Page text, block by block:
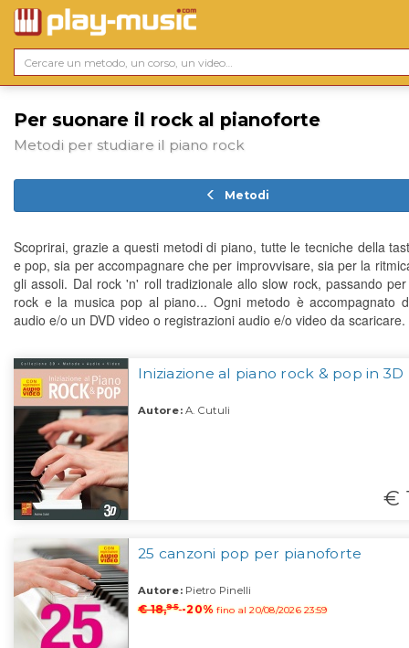
Per suonare il rock al pianoforte
Metodi per studiare il piano rock
Metodi
Scoprirai, grazie a questi metodi di piano, tutte le tecniche della
e pop, sia per accompagnare che per improvvisare, sia per la
gli assoli. Dal rock 'n' roll tradizionale allo slow rock, passando
rock e la musica pop al piano... Ogni metodo è accompagnato
audio e/o un DVD video o registrazioni audio e/o video da scaricare.
Iniziazione al piano rock & pop in 3D
Autore:A. Cutuli
€
25 canzoni pop per pianoforte
Autore:Pietro Pinelli
€ 18,95 -20%fino al 20/08/2026 23:59